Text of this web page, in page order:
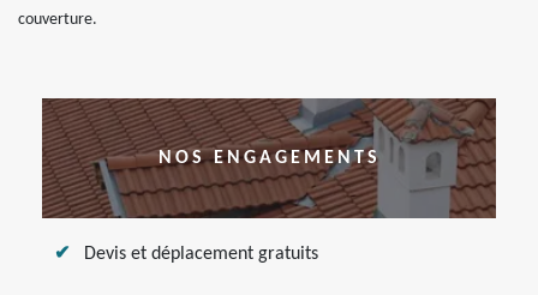
couverture.
NOS ENGAGEMENTS
Devis et déplacement gratuits